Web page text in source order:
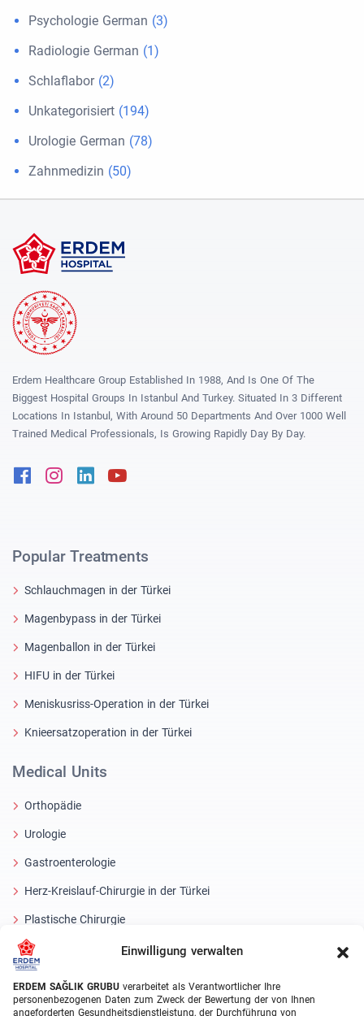
Einwilligung verwalten
ERDEM SAĞLIK GRUBU verarbeitet als Verantwortlicher Ihre
personenbezogenen Daten zum Zweck der Bewertung der von Ihnen
angeforderten Gesundheitsdienstleistung, der Durchführung von
Psychologie German (3)
Radiologie German (1)
Schlaflabor(2)
Unkategorisiert (194)
Urologie German (78)
Zahnmedizin (50)
Erdem Healthcare Group Established In 1988, And Is One Of The
Biggest Hospital Groups In Istanbul And Turkey. Situated In 3 Different
Locations In Istanbul, With Around 50 Departments And Over 1000 Well
Trained Medical Professionals, Is Growing Rapidly Day By Day.
FacebookInstagram
Linkedin
Popular Treatments
Schlauchmagen in der Türkei
Magenbypass in der Türkei
Magenballon in der Türkei
HIFU in der Türkei
Meniskusriss-Operation in der Türkei
Knieersatzoperation in der Türkei
Medical Units
Orthopädie
Urologie
Gastroenterologie
Herz-Kreislauf-Chirurgie in der Türkei
Plastische Chirurgie
Haartransplantationsbehandlungen
Laser Eye